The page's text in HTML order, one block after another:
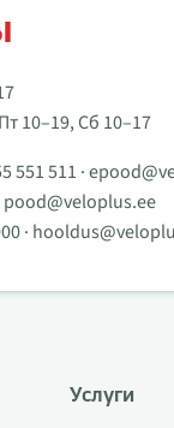
10–19, Сб 10–17
551 511 ·
pood@veloplus.ee
·
Услуги